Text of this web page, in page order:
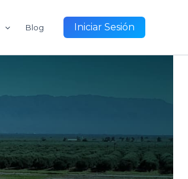
Blog Iniciar Sesión